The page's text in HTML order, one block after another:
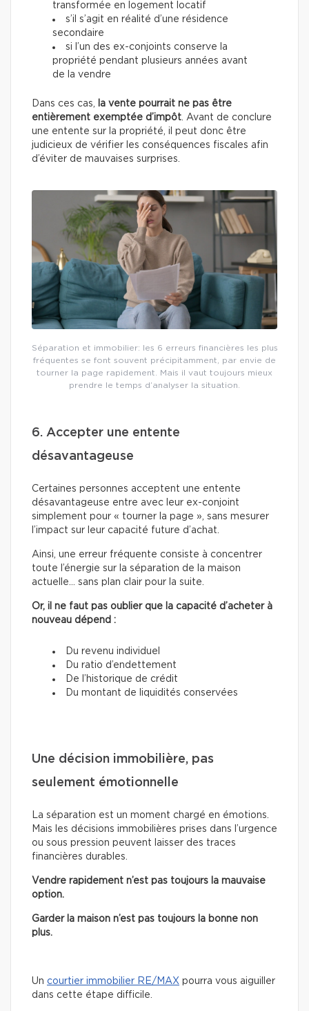
transformée en logement locatif
s’il s’agit en réalité d’une résidence
secondaire
si l’un des ex-conjoints conserve la
propriété pendant plusieurs années avant
de la vendre
Dans ces cas,
la vente pourrait ne pas être
entièrement exemptée d’impôt. Avant de conclure
une entente sur la propriété, il peut donc être
judicieux de vérifier les conséquences fiscales afin
d’éviter de mauvaises surprises.
Séparation et immobilier: les 6 erreurs financières les plus
fréquentes se font souvent précipitamment, par envie de
tourner la page rapidement. Mais il vaut toujours mieux
prendre le temps d’analyser la situation.
6. Accepter une entente
désavantageuse
Certaines personnes acceptent une entente
désavantageuse entre avec leur ex-conjoint
simplement pour « tourner la page », sans mesurer
l’impact sur leur capacité future d’achat.
Ainsi, une erreur fréquente consiste à concentrer
toute l’énergie sur la séparation de la maison
actuelle… sans plan clair pour la suite.
Or, il ne faut pas oublier que la capacité d’acheter à
nouveau dépend :
Du revenu individuel
Du ratio d’endettement
De l’historique de crédit
Du montant de liquidités conservées
Une décision immobilière, pas
seulement émotionnelle
La séparation est un moment chargé en émotions.
Mais les décisions immobilières prises dans l’urgence
ou sous pression peuvent laisser des traces
financières durables.
Vendre rapidement n’est pas toujours la mauvaise
option.
Garder la maison n’est pas toujours la bonne non
plus.
Un courtier immobilier RE/MAX pourra vous aiguiller
dans cette étape difficile.